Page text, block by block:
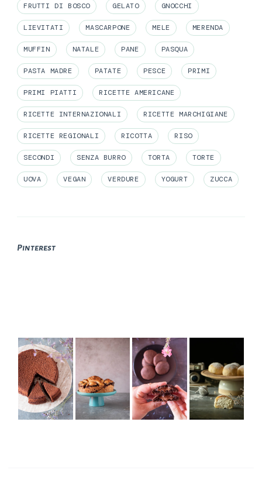
FRUTTI DI BOSCO GELATO GNOCCHI
LIEVITATI MASCARPONE MELE MERENDA
MUFFIN NATALE PANE PASQUA
PASTA MADRE PATATE PESCE PRIMI
PRIMI PIATTI RICETTE AMERICANE
RICETTE INTERNAZIONALI RICETTE MARCHIGIANE
RICETTE REGIONALI RICOTTA RISO
SECONDI SENZA BURRO TORTA TORTE
UOVA VEGAN VERDURE YOGURT ZUCCA
Pinterest